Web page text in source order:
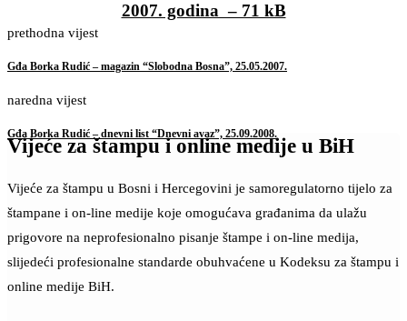
2007. godina – 71 kB
prethodna vijest
Gđa Borka Rudić – magazin “Slobodna Bosna”, 25.05.2007.
naredna vijest
Gđa Borka Rudić – dnevni list “Dnevni avaz”, 25.09.2008.
Vijeće za štampu i online medije u BiH
Vijeće za štampu u Bosni i Hercegovini je samoregulatorno tijelo za
štampane i on-line medije koje omogućava građanima da ulažu
prigovore na neprofesionalno pisanje štampe i on-line medija,
slijedeći profesionalne standarde obuhvaćene u Kodeksu za štampu i
online medije BiH.